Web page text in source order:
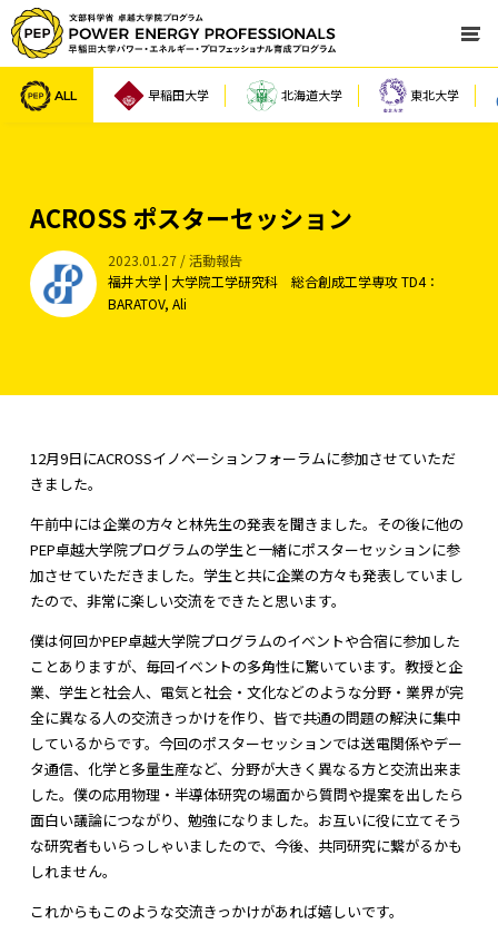
ALL 早稲田大学 北海道大学 東北大学
ACROSS ポスターセッション
2023.01.27 / 活動報告
福井大学 | 大学院工学研究科 総合創成工学専攻 TD4：
BARATOV, Ali
12月9日にACROSSイノベーションフォーラムに参加させていただ
きました。
午前中には企業の方々と林先生の発表を聞きました。その後に他の
PEP卓越大学院プログラムの学生と一緒にポスターセッションに参
加させていただきました。学生と共に企業の方々も発表していまし
たので、非常に楽しい交流をできたと思います。
僕は何回かPEP卓越大学院プログラムのイベントや合宿に参加した
ことありますが、毎回イベントの多角性に驚いています。教授と企
業、学生と社会人、電気と社会・文化などのような分野・業界が完
全に異なる人の交流きっかけを作り、皆で共通の問題の解決に集中
しているからです。今回のポスターセッションでは送電関係やデー
タ通信、化学と多量生産など、分野が大きく異なる方と交流出来ま
した。僕の応用物理・半導体研究の場面から質問や提案を出したら
面白い議論につながり、勉強になりました。お互いに役に立てそう
な研究者もいらっしゃいましたので、今後、共同研究に繋がるかも
しれません。
これからもこのような交流きっかけがあれば嬉しいです。